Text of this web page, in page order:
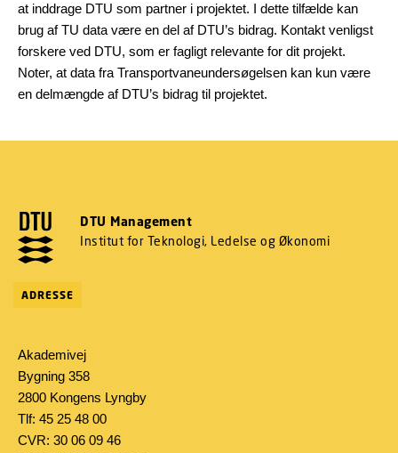
at inddrage DTU som partner i projektet. I dette tilfælde kan
brug af TU data være en del af DTU’s bidrag. Kontakt venligst
forskere ved DTU, som er fagligt relevante for dit projekt.
Noter, at data fra Transportvaneundersøgelsen kan kun være
en delmængde af DTU’s bidrag til projektet.
DTU Management
Institut for Teknologi, Ledelse og Økonomi
ADRESSE
Akademivej
Bygning 358
2800 Kongens Lyngby
Tlf: 45 25 48 00
CVR: 30 06 09 46